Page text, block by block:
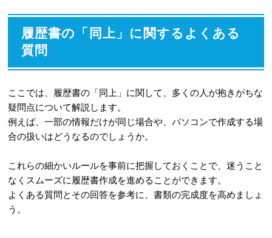
履歴書の「同上」に関するよくある
質問
ここでは、履歴書の「同上」に関して、多くの人が抱きがちな
疑問点について解説します。
例えば、一部の情報だけが同じ場合や、パソコンで作成する場
合の扱いはどうなるのでしょうか。
これらの細かいルールを事前に把握しておくことで、迷うこと
なくスムーズに履歴書作成を進めることができます。
よくある質問とその回答を参考に、書類の完成度を高めましょ
う。